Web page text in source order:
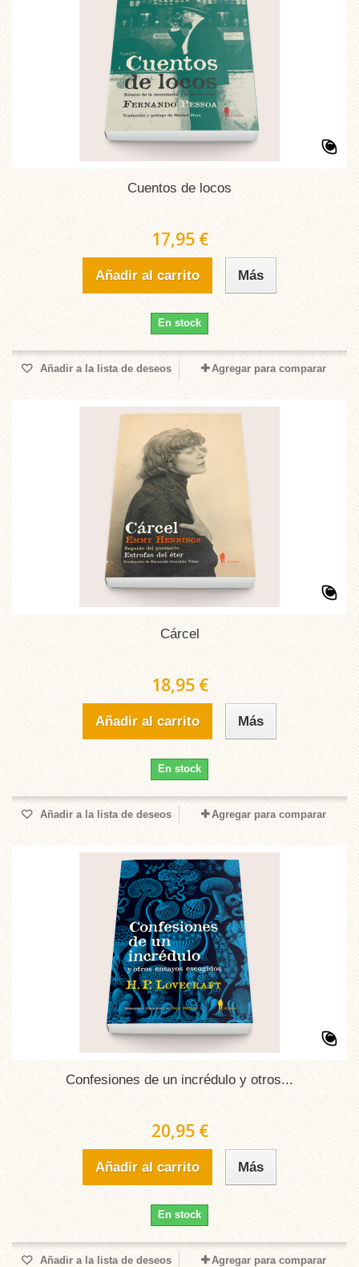
Cuentos de locos
17,95 €
Añadir al carrito Más
En stock
Añadir a la lista de deseos Agregar para comparar
Cárcel
18,95 €
Añadir al carrito Más
En stock
Añadir a la lista de deseos Agregar para comparar
Confesiones de un incrédulo y otros...
20,95 €
Añadir al carrito Más
En stock
Añadir a la lista de deseos Agregar para comparar